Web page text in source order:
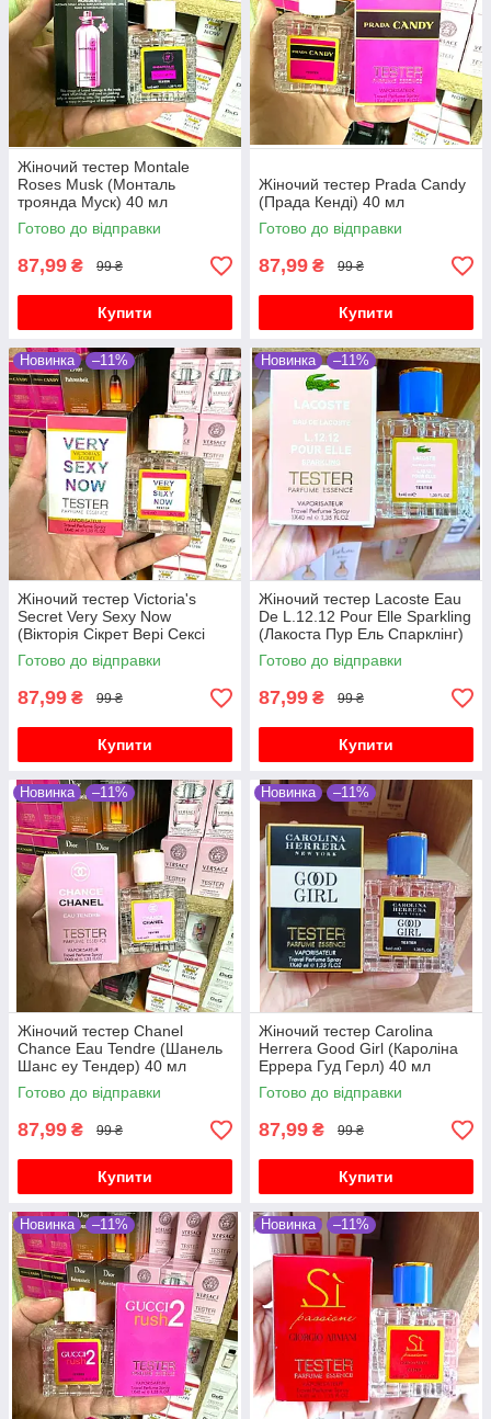
Жіночий тестер Montale
Roses Musk (Монталь
троянда Муск) 40 мл
Готово до відправки
87,99 ₴ 99 ₴
Купити
Жіночий тестер Prada Candy
(Прада Кенді) 40 мл
Готово до відправки
87,99 ₴ 99 ₴
Купити
Новинка –11%
Жіночий тестер Victoria's
Secret Very Sexy Now
(Вікторія Сікрет Вері Сексі
Нау) 40 мл
Готово до відправки
87,99 ₴ 99 ₴
Купити
Новинка –11%
Жіночий тестер Lacoste Eau
De L.12.12 Pour Elle Sparkling
(Лакоста Пур Ель Спарклінг)
40 мл
Готово до відправки
87,99 ₴ 99 ₴
Купити
Новинка –11%
Жіночий тестер Chanel
Chance Eau Tendre (Шанель
Шанс еу Тендер) 40 мл
Готово до відправки
87,99 ₴ 99 ₴
Купити
Новинка –11%
Жіночий тестер Carolina
Herrera Good Girl (Кароліна
Еррера Гуд Герл) 40 мл
Готово до відправки
87,99 ₴ 99 ₴
Купити
Новинка –11% Новинка –11%